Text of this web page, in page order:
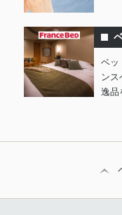
ベッ
ンス
逸品